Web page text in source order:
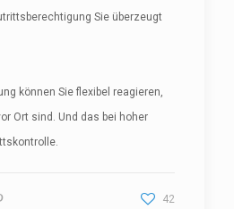
Sie überzeugt
können Sie flexibel reagieren,
Ort sind. Und das bei hoher
42